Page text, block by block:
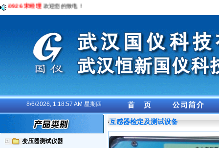
宋经理欢迎您的致电！
8/6/2026, 1:18:58 AM 星期四
变压器测试仪器
·互感器检定及测试设备